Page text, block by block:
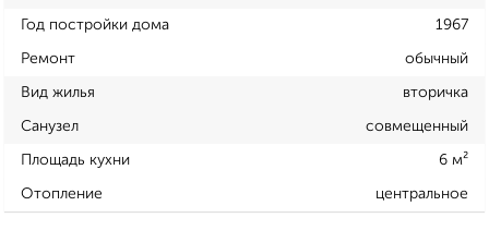
Год постройки дома 1967
Ремонт обычный
Вид жилья вторичка
Санузел совмещенный
Площадь кухни 6 м²
Отопление центральное